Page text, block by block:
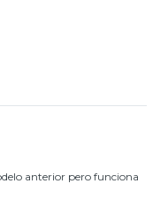
anterior pero funciona